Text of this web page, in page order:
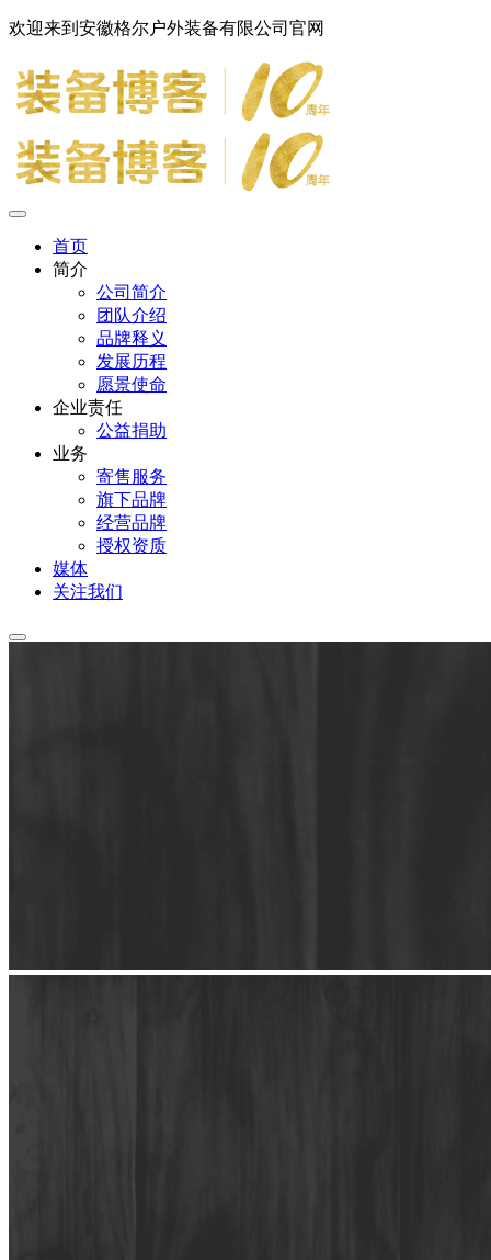
欢迎来到安徽格尔户外装备有限公司官网
首页
简介
公司简介
团队介绍
品牌释义
发展历程
愿景使命
企业责任
公益捐助
业务
寄售服务
旗下品牌
经营品牌
授权资质
媒体
关注我们